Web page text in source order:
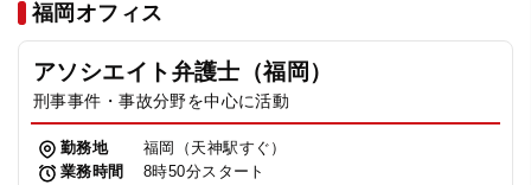
福岡オフィス
アソシエイト弁護士（福岡）
刑事事件・事故分野を中心に活動
勤務地
福岡（天神駅すぐ）
業務時間
8時50分スタート